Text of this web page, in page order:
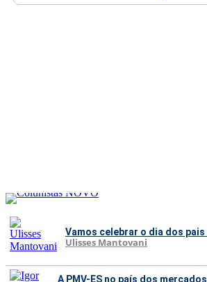
Vamos celebrar o dia dos pais
Ulisses Mantovani
A PMV-ES no país dos